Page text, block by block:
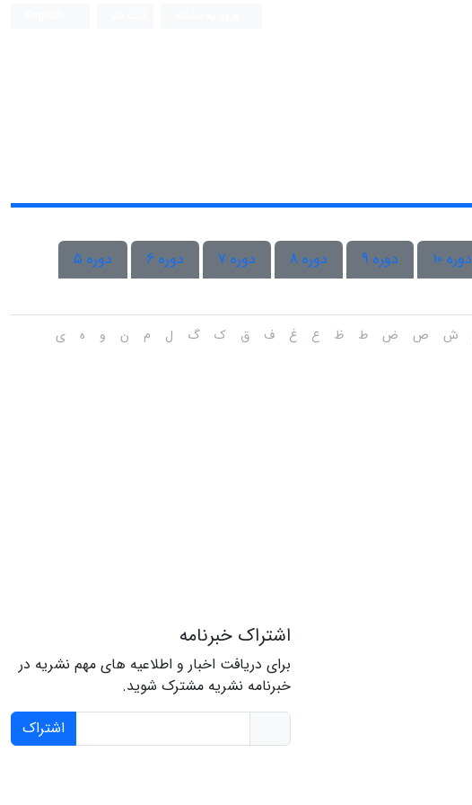
دوره 10 دوره 9 دوره 8 دوره 7 دوره 6
دوره 5
ش ص ض ط ظ ع غ ف ق ک گ ل م ن و ه ی
اشتراک خبرنامه
برای دریافت اخبار و اطلاعیه های مهم نشریه در
خبرنامه نشریه مشترک شوید.
اشتراک